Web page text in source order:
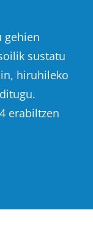
gehien
sustatu
hiruhileko
erabiltzen